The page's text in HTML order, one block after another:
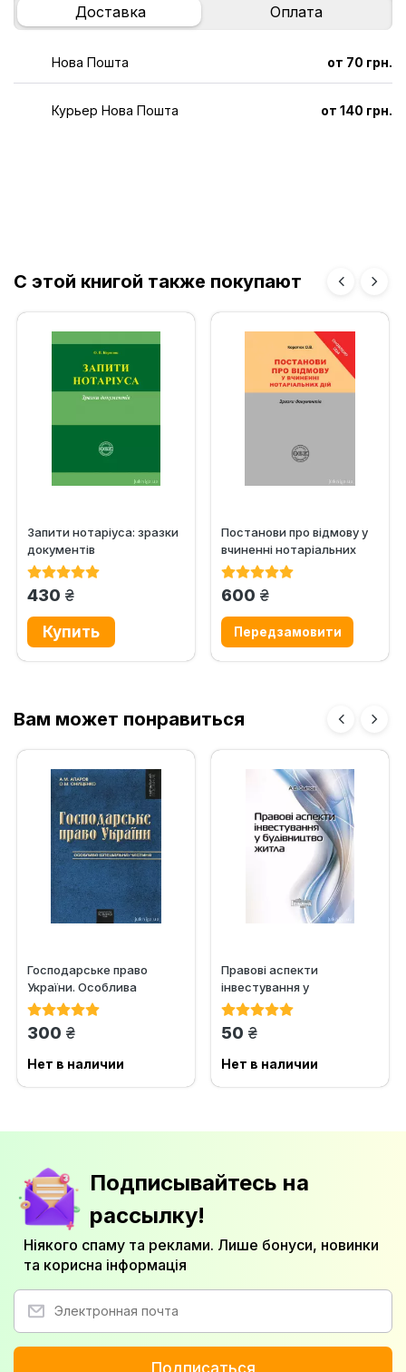
Доставка Оплата
Нова Пошта от 70 грн.
Курьер Нова Пошта от 140 грн.
С этой книгой также покупают
Запити нотаріуса: зразки
документів
430 грн.
Постанови про відмову у
вчиненні нотаріальних
дій: зразки документів
600 грн.
Вам может понравиться
Господарське право
України. Особлива
(спеціальна) частина. Том
300 грн.
Нет в наличии
Правові аспекти
інвестування у
будівництво житла
50 грн.
Нет в наличии
Подписывайтесь на
рассылку!
Ніякого спаму та реклами. Лише бонуси, новинки
та корисна інформація